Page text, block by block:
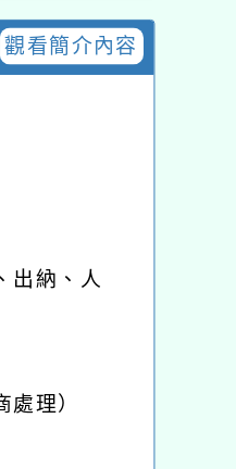
觀看簡介內容
出納、人
理）